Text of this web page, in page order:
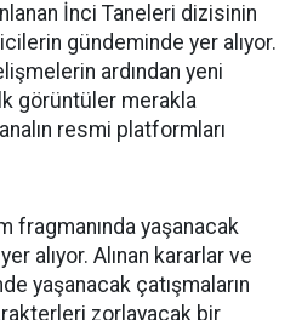
İnci Taneleri dizisinin
gündeminde yer alıyor.
ardından yeni
görüntüler merakla
resmi platformları
fragmanında yaşanacak
alıyor. Alınan kararlar ve
yaşanacak çatışmaların
zorlayacak bir